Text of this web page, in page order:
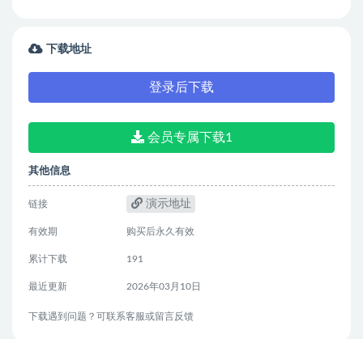
下载地址
登录后下载
会员专属下载1
其他信息
链接 演示地址
有效期 购买后永久有效
累计下载 191
最近更新 2026年03月10日
下载遇到问题？可联系客服或留言反馈